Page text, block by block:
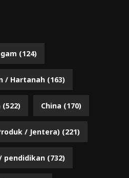
(124)
/ Hartanah (163)
(522) China (170)
/ Jentera) (221)
pendidikan (732)